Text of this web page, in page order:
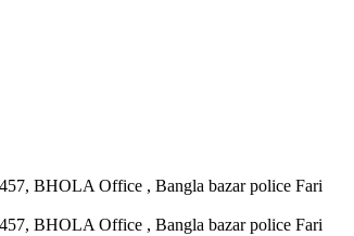
BHOLA Office , Bangla bazar police Fari
BHOLA Office , Bangla bazar police Fari